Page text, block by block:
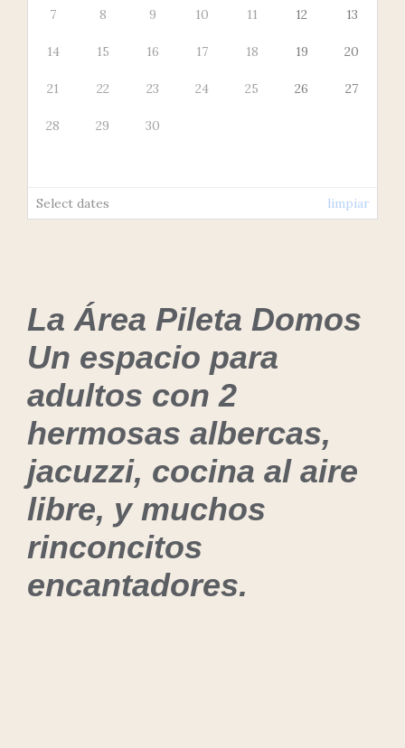
7 8 9 10 11 12 13
14 15 16 17 18 19 20
21 22 23 24 25 26 27
28 29 30
Select dates limpiar
La Área Pileta Domos
Un espacio para
adultos con 2
hermosas albercas,
jacuzzi, cocina al aire
libre, y muchos
rinconcitos
encantadores.